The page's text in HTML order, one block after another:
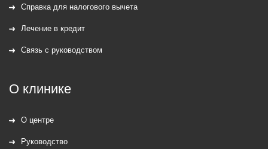
Справка для налогового вычета
Лечение в кредит
Связь с руководством
О клинике
О центре
Руководство